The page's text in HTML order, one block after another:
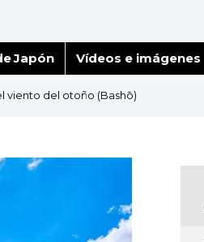
Japón Vídeos e imágenes
viento del otoño (Bashō)